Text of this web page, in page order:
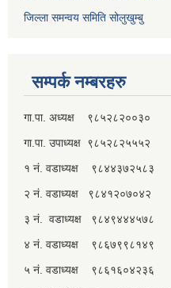
जिल्ला समन्वय समिति सोलुखुम्बु
सम्पर्क नम्बरहरु
गा.पा. अध्यक्ष ९८५२८२००३०
गा.पा. उपाध्यक्ष ९८५२८२५५५२
१ नं. वडाध्यक्ष ९८४४३७२५८३
२ नं. वडाध्यक्ष ९८४१२०७०४२
३ नं. वडाध्यक्ष ९८४९४४४५७८
४ नं. वडाध्यक्ष ९८६७९९८१४९
५ नं. वडाध्यक्ष ९८६१६०४२३६